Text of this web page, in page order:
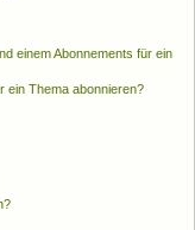
einem Abonnements für ein
ein Thema abonnieren?